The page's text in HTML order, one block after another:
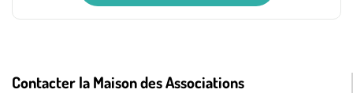
Contacter la Maison des Associations